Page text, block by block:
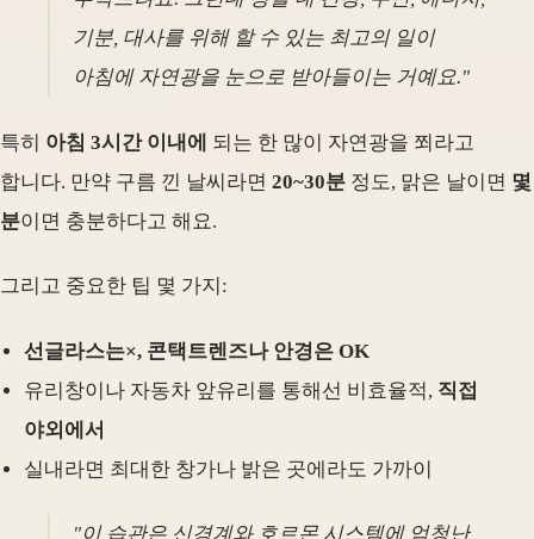
기분, 대사를 위해 할 수 있는 최고의 일이
아침에 자연광을 눈으로 받아들이는 거예요."
특히 아침 3시간 이내에
되는 한 많이 자연광을 쬐라고
합니다. 만약 구름 낀 날씨라면 20~30분 정도, 맑은 날이면 몇
분이면 충분하다고 해요.
그리고 중요한 팁 몇 가지:
선글라스는×, 콘택트렌즈나 안경은 OK
유리창이나 자동차 앞유리를 통해선 비효율적, 직접
야외에서
실내라면 최대한 창가나 밝은 곳에라도 가까이
"이 습관은 신경계와 호르몬 시스템에 엄청난